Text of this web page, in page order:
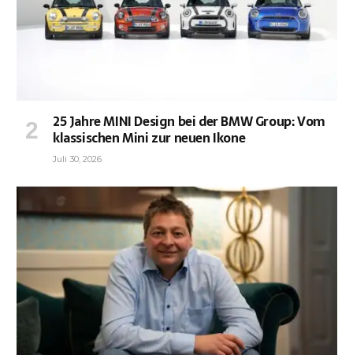
25 Jahre MINI Design bei der BMW Group: Vom
klassischen Mini zur neuen Ikone
Juli 30, 2026